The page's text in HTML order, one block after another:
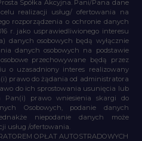
Spółka Akcyjna. Pani/Pana dane
realizacji usług/ ofertowania na
rozporządzenia o ochronie danych
r. jako usprawiedliwionego interesu
danych osobowych będą wyłącznie
danych osobowych na podstawie
przechowywane będą przez
o uzasadniony interes realizowany
prawo do żądania od administratora
do ich sprostowania usunięcia lub
Pan(i) prawo wniesienia skargi do
Osobowych, podanie danych
niepodanie danych może
usług /ofertowania.
OPŁAT AUTOSTRADOWYCH